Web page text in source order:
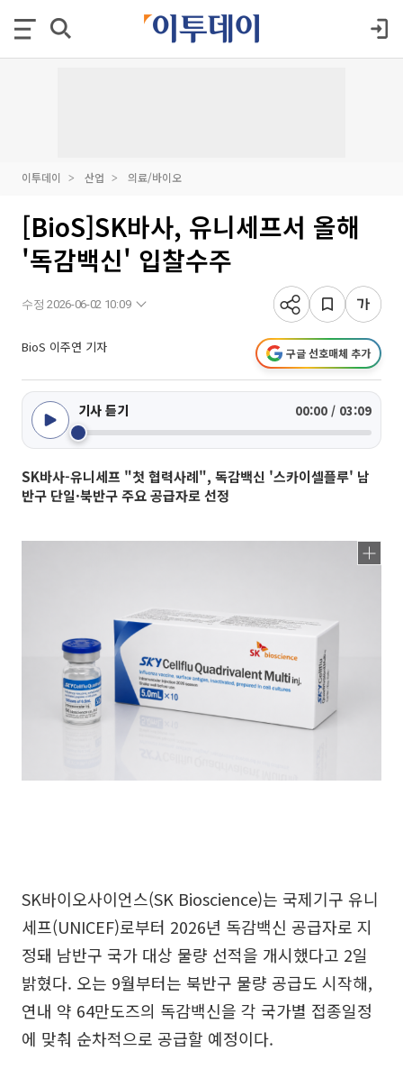
이투데이 산업 의료/바이오
[BioS]SK바사, 유니세프서 올해
'독감백신' 입찰수주
수정 2026-06-02 10:09
BioS 이주연 기자 구글 선호매체 추가
기사 듣기 00:00 / 03:09
SK바사-유니세프 "첫 협력사례", 독감백신 '스카이셀플루' 남
반구 단일·북반구 주요 공급자로 선정
SK바이오사이언스(SK Bioscience)는 국제기구 유니
세프(UNICEF)로부터 2026년 독감백신 공급자로 지
정돼 남반구 국가 대상 물량 선적을 개시했다고 2일
밝혔다. 오는 9월부터는 북반구 물량 공급도 시작해,
연내 약 64만도즈의 독감백신을 각 국가별 접종일정
에 맞춰 순차적으로 공급할 예정이다.